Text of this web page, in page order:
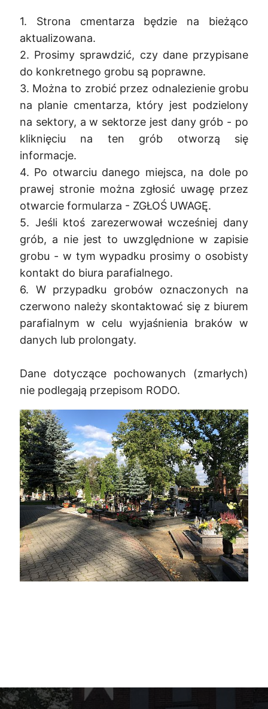
1. Strona cmentarza będzie na bieżąco
aktualizowana.
2. Prosimy sprawdzić, czy dane przypisane
do konkretnego grobu są poprawne.
3. Można to zrobić przez odnalezienie grobu
na planie cmentarza, który jest podzielony
na sektory, a w sektorze jest dany grób - po
kliknięciu na ten grób otworzą się
informacje.
4. Po otwarciu danego miejsca, na dole po
prawej stronie można zgłosić uwagę przez
otwarcie formularza - ZGŁOŚ UWAGĘ.
5. Jeśli ktoś zarezerwował wcześniej dany
grób, a nie jest to uwzględnione w zapisie
grobu - w tym wypadku prosimy o osobisty
kontakt do biura parafialnego.
6. W przypadku grobów oznaczonych na
czerwono należy skontaktować się z biurem
parafialnym w celu wyjaśnienia braków w
danych lub prolongaty.
Dane dotyczące pochowanych (zmarłych)
nie podlegają przepisom RODO.